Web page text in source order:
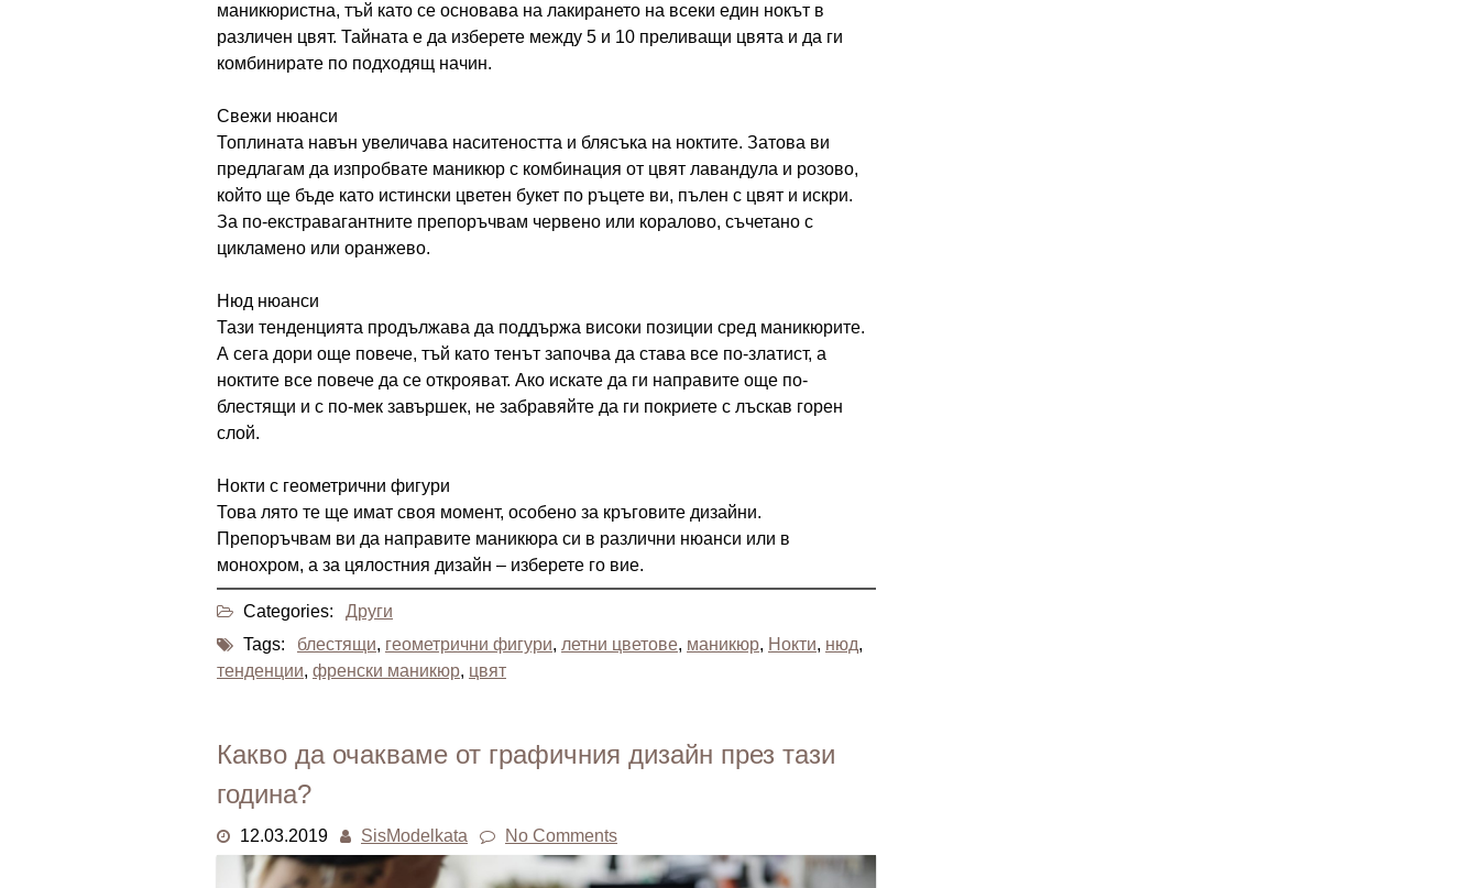
маникюристна, тъй като се основава на лакирането на всеки един нокът в
различен цвят. Тайната е да изберете между 5 и 10 преливащи цвята и да ги
комбинирате по подходящ начин.
Свежи нюанси
Топлината навън увеличава наситеността и блясъка на ноктите. Затова ви
предлагам да изпробвате маникюр с комбинация от цвят лавандула и розово,
който ще бъде като истински цветен букет по ръцете ви, пълен с цвят и искри.
За по-екстравагантните препоръчвам червено или коралово, съчетано с
цикламено или оранжево.
Нюд нюанси
Тази тенденцията продължава да поддържа високи позиции сред маникюрите.
А сега дори още повече, тъй като тенът започва да става все по-златист, а
ноктите все повече да се открояват. Ако искате да ги направите още по-
блестящи и с по-мек завършек, не забравяйте да ги покриете с лъскав горен
слой.
Нокти с геометрични фигури
Това лято те ще имат своя момент, особено за кръговите дизайни.
Препоръчвам ви да направите маникюра си в различни нюанси или в
монохром, а за цялостния дизайн – изберете го вие.
Categories:
Други
Tags:
блестящи, геометрични фигури, летни цветове, маникюр, Нокти, нюд,
тенденции, френски маникюр, цвят
Какво да очакваме от графичния дизайн през тази
година?
12.03.2019 SisModelkata No Comments